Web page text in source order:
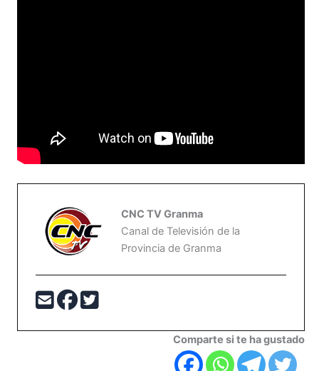
CNC TV Granma
Canal de Televisión de la
Provincia de Granma
Comparte si te ha gustado